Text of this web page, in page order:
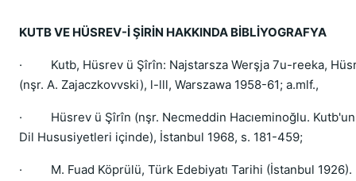
KUTB VE HÜSREV-İ ŞİRİN HAKKINDA BİBLİYOGRAFYA
· Kutb, Hüsrev ü Şîrîn: Najstarsza Werşja 7u-reeka,
(nşr. A. Zajacz­kovvski), l-lll, Warszawa 1958-61; a.mlf.,
· Hüsrev ü Şîrîn (nşr. Necmeddin Hacıeminoğlu.
Dil Hususiyetleri içinde), İstanbul 1968, s. 181-459;
· M. Fuad Köprülü, Türk Edebiyatı Tarihi (İstanbul 1926).